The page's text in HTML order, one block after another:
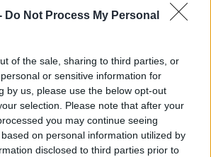
Do Not Process My Personal
of the sale, sharing to third parties, or
or sensitive information for
by us, please use the below opt-out
selection. Please note that after your
you may continue seeing
on personal information utilized by
disclosed to third parties prior to
Pisana
ha annunciato l’apertura
Anima Mundi
”, appuntamento che
rassegna e che ne rappresenta il
Quest’anno l’iniziativa assume un
compositori saranno chiamati a misurarsi
di San Francesco d’Assisi, nel
della sua morte.
cuore e alla storia spirituale del nostro